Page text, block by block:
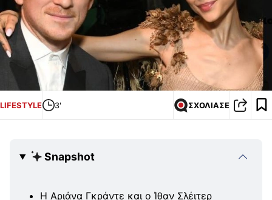
LIFESTYLE 3' ΣΧΟΛΙΑΣΕ
Snapshot
Η Αριάνα Γκράντε και ο Ίθαν Σλέιτερ